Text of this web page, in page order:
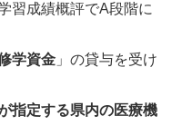
習成績概評でA段階に
学資金 」の貸与を受け
指定する県内の医療機